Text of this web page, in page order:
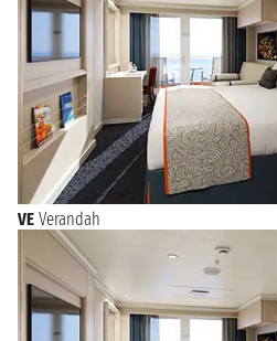
VE Verandah